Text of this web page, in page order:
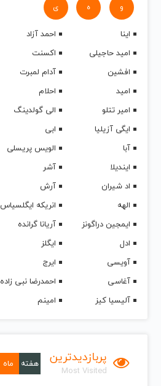
و ه ی
اینا
احمد آزاد
امید حاجیلی
اکسنت
افشین
آدام لمبرت
امید
احلام
امیر تتلو
الی گولدینگ
ایگی آزیلیا
ابی
آبا
الویس پریسلی
ایندیلا
آشر
اد شیران
آرش
الهه
انریکه ایگلسیاس
ایمجین دراگونز
آریانا گرانده
ادل
ایگلز
آویسی
ایرج
آغاسی
احمدرضا نبی زاده
آلیسیا کیز
امینم
پربازدیدترین
Most Visited
هفته ماه